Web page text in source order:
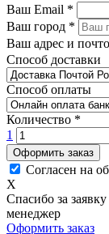
Ваш Email *
Ваш город *
Ваш адрес и
Способ доставки
Способ оплаты
Количество *
1
Оформить заказ
Согласен на
X
Спасибо за заявку
менеджер
Оформить заказ